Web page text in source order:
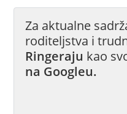
Za aktualne
roditeljstva i
Ringeraju kao
na Googleu.